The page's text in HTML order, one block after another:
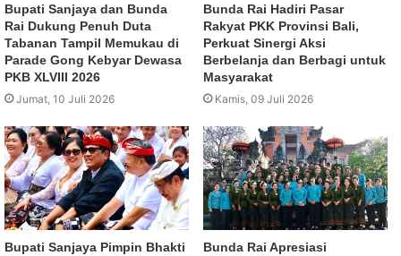
Bupati Sanjaya dan Bunda
Rai Dukung Penuh Duta
Tabanan Tampil Memukau di
Parade Gong Kebyar Dewasa
PKB XLVIII 2026
Jumat, 10 Juli 2026
Bunda Rai Hadiri Pasar
Rakyat PKK Provinsi Bali,
Perkuat Sinergi Aksi
Berbelanja dan Berbagi untuk
Masyarakat
Kamis, 09 Juli 2026
Bupati Sanjaya Pimpin Bhakti
Bunda Rai Apresiasi